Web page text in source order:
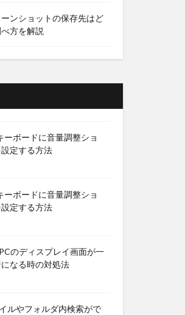
ンショットの保存先はど
方を解説
ーボードに音量調整ショ
定する方法
ーボードに音量調整ショ
定する方法
のディスプレイ画面が一
なる時の対処法
ルやフォルダ内検索がで